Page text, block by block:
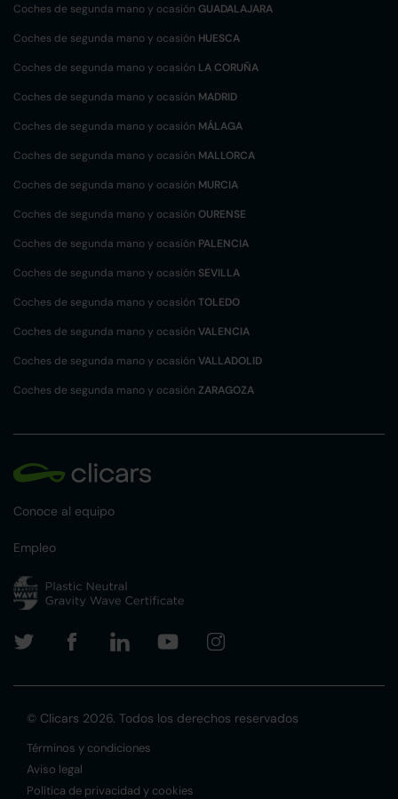
Coches de segunda mano y ocasión GUADALAJARA
Coches de segunda mano y ocasión HUESCA
Coches de segunda mano y ocasión LA CORUÑA
Coches de segunda mano y ocasión MADRID
Coches de segunda mano y ocasión MÁLAGA
Coches de segunda mano y ocasión MALLORCA
Coches de segunda mano y ocasión MURCIA
Coches de segunda mano y ocasión OURENSE
Coches de segunda mano y ocasión PALENCIA
Coches de segunda mano y ocasión SEVILLA
Coches de segunda mano y ocasión TOLEDO
Coches de segunda mano y ocasión VALENCIA
Coches de segunda mano y ocasión VALLADOLID
Coches de segunda mano y ocasión ZARAGOZA
Conoce al equipo
Empleo
© Clicars 2026. Todos los derechos reservados
Términos y condiciones
Aviso legal
Política de privacidad y cookies